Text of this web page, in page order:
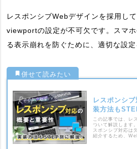
レスポンシブWebデザインを採用し
viewportの設定が不可欠です。スマ
る表示崩れを防ぐために、適切な設定
レスポンシ
装方法も
この記事では、レ
ついて解説します
スポンシブ対応は
紹介するため、